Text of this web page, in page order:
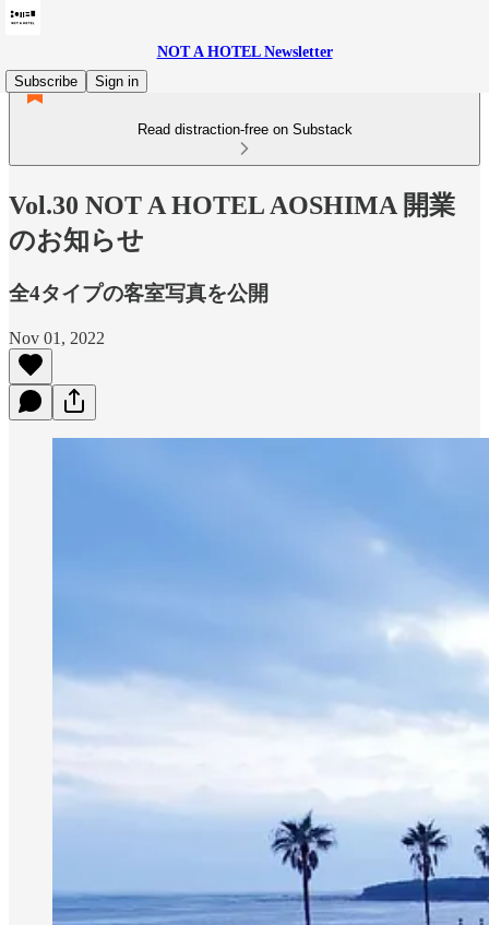
NOT A HOTEL Newsletter
Subscribe
Sign in
Read distraction-free on Substack
Vol.30 NOT A HOTEL AOSHIMA 開業
のお知らせ
全4タイプの客室写真を公開
Nov 01, 2022